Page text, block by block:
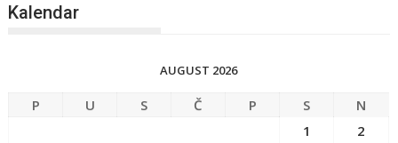
Kalendar
AUGUST 2026
P U S Č P S
N
1
2